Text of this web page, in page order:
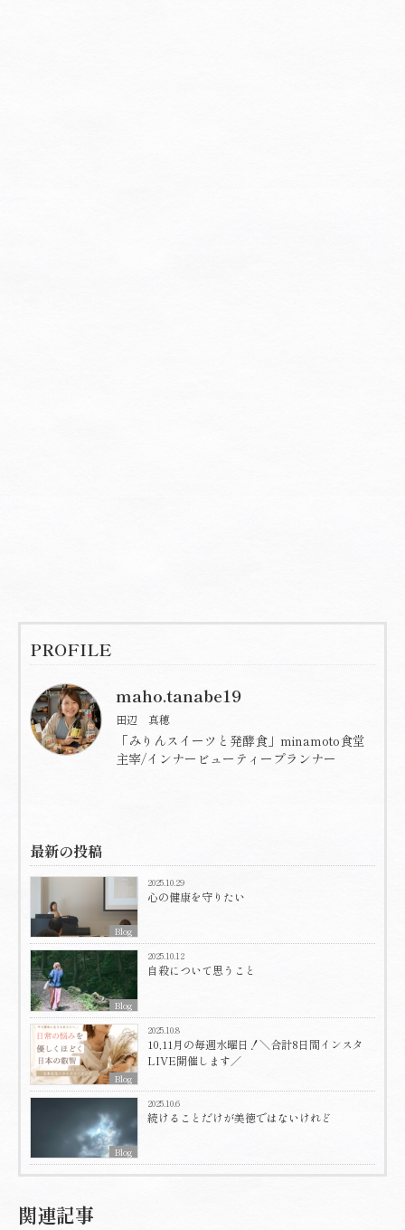
PROFILE
maho.tanabe19
田辺 真穂
「みりんスイーツと発酵食」minamoto食堂
主宰/インナービューティープランナー
最新の投稿
Blog
2025.10.29
心の健康を守りたい
Blog
2025.10.12
自殺について思うこと
Blog
2025.10.8
10,11月の毎週水曜日！＼合計8日間インスタ
LIVE開催します／
Blog
2025.10.6
続けることだけが美徳ではないけれど
関連記事